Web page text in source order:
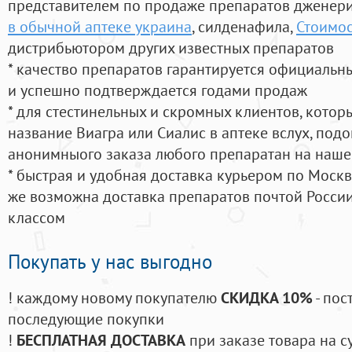
представителем по продаже препаратов
в обычной аптеке украина, силденафила,
дистрибьютором других известных препаратов
* качество препаратов гарантируется
и успешно подтверждается годами продаж
* для стестинельных и скромных клиентов,
название Виагра или Сиалис в аптеке вслух,
анонимныого заказа любого препаратан на
* быстрая и удобная доставка курьером по
же возможна доставка препаратов почтой
классом
Покупать у нас выгодно
! каждому новому покупателюСКИДКА 10%-
последующие покупки
! БЕСПЛАТНАЯ ДОСТАВКА при заказе товара на